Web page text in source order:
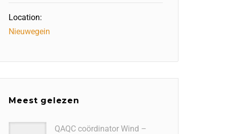
Location:
Nieuwegein
Meest gelezen
QAQC coördinator Wind –